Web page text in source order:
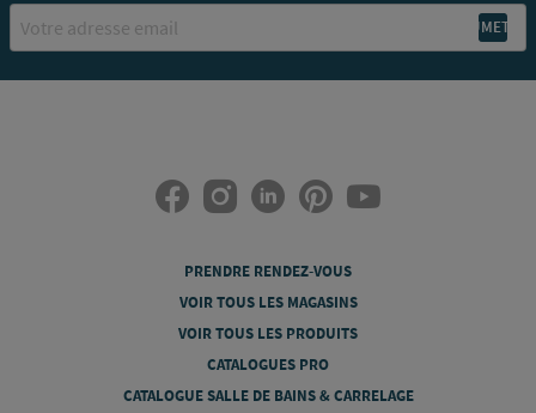
Email
PRENDRE RENDEZ-VOUS
VOIR TOUS LES MAGASINS
VOIR TOUS LES PRODUITS
CATALOGUES PRO
CATALOGUE SALLE DE BAINS & CARRELAGE